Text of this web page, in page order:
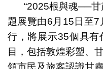
“2025根與魂──甘
題展覽由6月15日至
行，將展示35個具
目，包括敦煌彩塑、
領市民及旅客認識甘